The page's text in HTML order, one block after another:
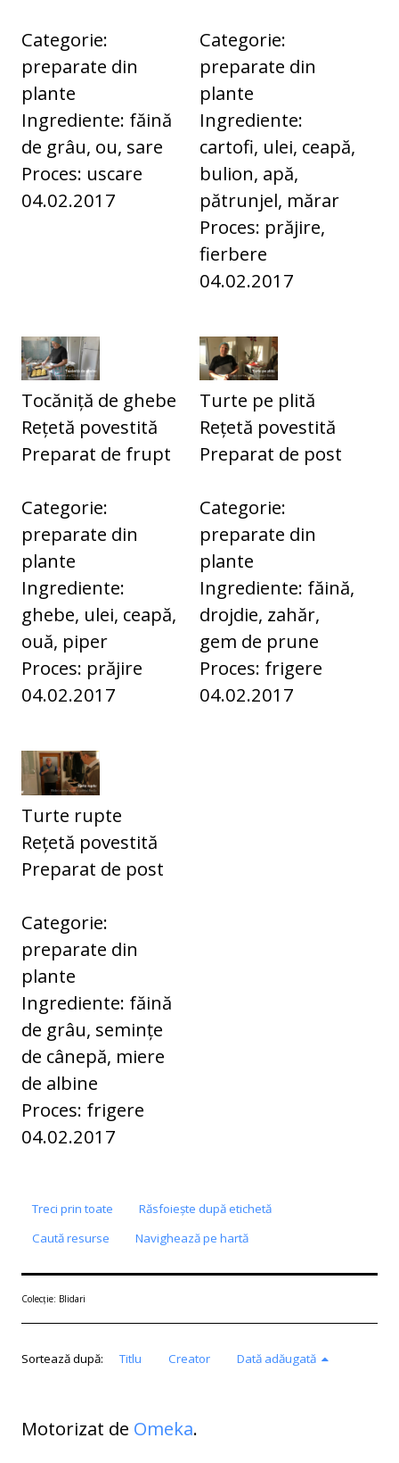
Categorie:
preparate din
plante
Ingrediente: făină
de grâu, ou, sare
Proces: uscare
04.02.2017
Categorie:
preparate din
plante
Ingrediente:
cartofi, ulei, ceapă,
bulion, apă,
pătrunjel, mărar
Proces: prăjire,
fierbere
04.02.2017
Tocăniță de ghebe
Rețetă povestită
Preparat de frupt
Categorie:
preparate din
plante
Ingrediente:
ghebe, ulei, ceapă,
ouă, piper
Proces: prăjire
04.02.2017
Turte pe plită
Rețetă povestită
Preparat de post
Categorie:
preparate din
plante
Ingrediente: făină,
drojdie, zahăr,
gem de prune
Proces: frigere
04.02.2017
Turte rupte
Rețetă povestită
Preparat de post
Categorie:
preparate din
plante
Ingrediente: făină
de grâu, semințe
de cânepă, miere
de albine
Proces: frigere
04.02.2017
Treci prin toate
Răsfoiește după etichetă
Caută resurse
Navighează pe hartă
Colecție: Blidari
Sortează după: Titlu Creator Dată adăugată
Motorizat de Omeka.